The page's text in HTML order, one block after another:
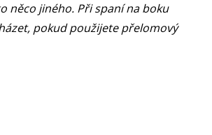
něco jiného. Při spaní na boku
pokud použijete přelomový